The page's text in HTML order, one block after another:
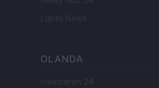
Lgbtq News
OLANDA
Investeren 24